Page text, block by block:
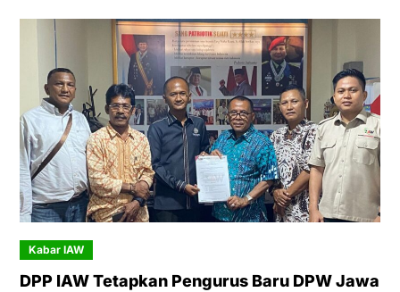
Kabar IAW
DPP IAW Tetapkan Pengurus Baru DPW Jawa